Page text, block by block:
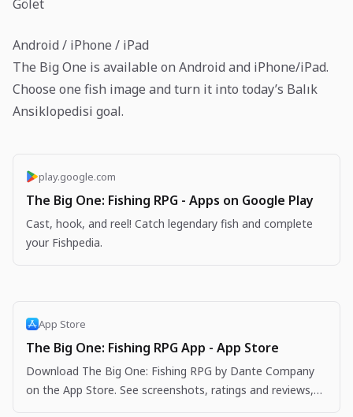
Gölet
Android / iPhone / iPad
The Big One is available on Android and iPhone/iPad.
Choose one fish image and turn it into today’s Balık
Ansiklopedisi goal.
play.google.com
The Big One: Fishing RPG - Apps on Google Play
Cast, hook, and reel! Catch legendary fish and complete
your Fishpedia.
App Store
The Big One: Fishing RPG App - App Store
Download The Big One: Fishing RPG by Dante Company
on the App Store. See screenshots, ratings and reviews,